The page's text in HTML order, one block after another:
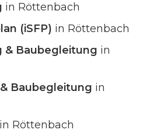
in Röttenbach
(iSFP) in Röttenbach
& Baubegleitung in
Baubegleitung in
in Röttenbach